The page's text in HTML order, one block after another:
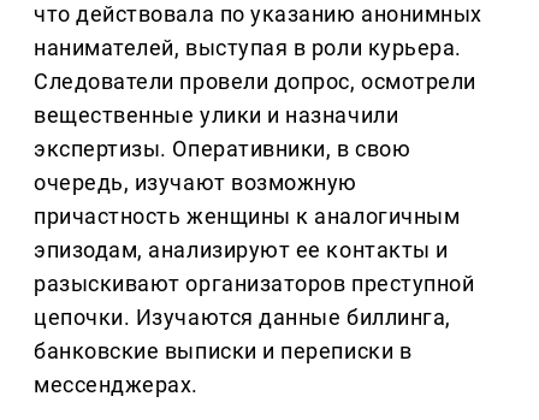
что действовала по указанию анонимных
нанимателей, выступая в роли курьера.
Следователи провели допрос, осмотрели
вещественные улики и назначили
экспертизы. Оперативники, в свою
очередь, изучают возможную
причастность женщины к аналогичным
эпизодам, анализируют ее контакты и
разыскивают организаторов преступной
цепочки. Изучаются данные биллинга,
банковские выписки и переписки в
мессенджерах.